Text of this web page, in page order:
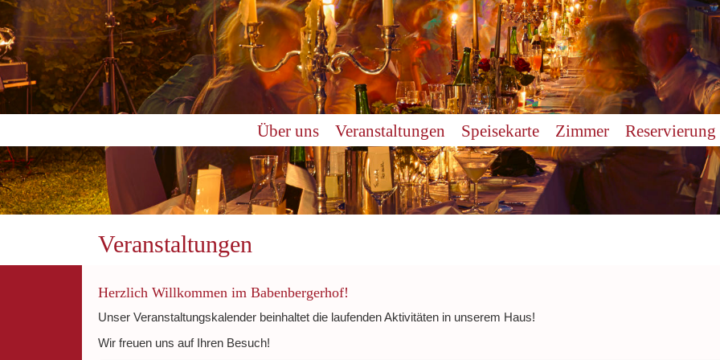
Über uns Veranstaltungen Speisekarte Zimmer Reservierung
Veranstaltungen
Herzlich Willkommen im Babenbergerhof!
Unser Veranstaltungskalender beinhaltet die laufenden Aktivitäten in unserem Haus!
Wir freuen uns auf Ihren Besuch!
0:00
2:00
5:00